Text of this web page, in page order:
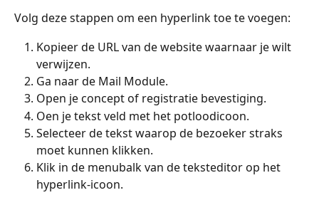
Volg deze stappen om een hyperlink toe te voegen:
Kopieer de URL van de website waarnaar je wilt
verwijzen.
Ga naar de Mail Module.
Open je concept of registratie bevestiging.
Oen je tekst veld met het potloodicoon.
Selecteer de tekst waarop de bezoeker straks
moet kunnen klikken.
Klik in de menubalk van de teksteditor op het
hyperlink-icoon.